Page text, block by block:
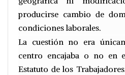
producirse cambio de
condiciones laborales.
La cuestión no era
centro encajaba o no en
Estatuto de los